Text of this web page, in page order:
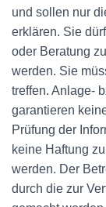
und sollen nur
erklären. Sie
oder Beratung
werden. Sie
treffen. Anlage-
garantieren
Prüfung der
keine Haftung
werden. Der
durch die zur